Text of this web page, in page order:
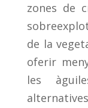
zones de
de la
oferir
les